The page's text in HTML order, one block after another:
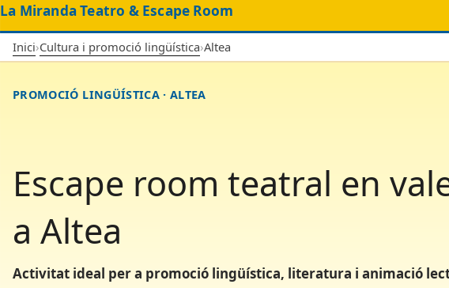
La Miranda Teatro & Escape Room
Inici›Cultura i promoció lingüística›Altea
PROMOCIÓ LINGÜÍSTICA · ALTEA
Escape room teatral en
a Altea
Activitat ideal per a promoció lingüística, literatura i animació